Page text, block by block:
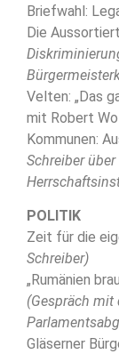
Briefwahl:
Die
Velten: „Das
mit Robert
Kommunen:
Schreiber
POLITIK
Zeit für die
Schreiber)
„Rumänien
(Gespräch
Gläserner